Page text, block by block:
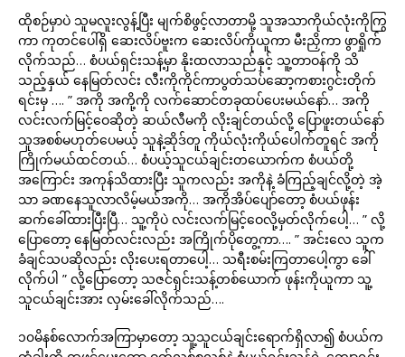
ထိုစဉ်မှာပဲ သူမလူးလွန့်ပြီး မျက်စိဖွင့်လာတာမို့ သူအသာကိုယ်လုံးကိုကြွ
ကာ ကုတင်ပေါ်ရှိ ဆေးလိပ်ဗူးက ဆေးလိပ်ကိုယူကာ မီးညှိကာ ဖွာရှိုက်
လိုက်သည်… စံပယ်ရှင်းသန့်မှာ နိုးထလာသည်နှင့် သူ့တာဝန်ကို သိ
သည့်နှယ် နေမြတ်လင်း လီးကိုကိုင်ကာပွတ်သပ်ဆော့ကစားဂွင်းတိုက်
ရင်းမှ …. ” အကို အကို့ကို လက်ဆောင်တခုထပ်ပေးမယ်နော်… အကို
လင်းလက်မြင့်ဝေဆိုတဲ့ ဆယ်လီမကို လိုးချင်တယ်လို့ ပြောဖူးတယ်နော်
သူအစစ်မဟုတ်ပေမယ့် သူနဲ့ဆိုဒ်တူ ကိုယ်လုံးကိုယ်ပေါက်တူရင် အကို
ကြိုက်မယ်ထင်တယ်… စံပယ့်သူငယ်ချင်းတယောက်က စံပယ်တို့
အကြောင်း အကုန်သိထားပြီး သူကလည်း အကိုနဲ့ ခံကြည့်ချင်လို့တဲ့ အဲ့
သာ ခဏနေသူလာလိမ့်မယ်အကို… အကိုအိပ်ပျော်တော့ စံပယ်ဖုန်း
ဆက်ခေါ်ထားပြီးပြီ… သူ့ကိုပဲ လင်းလက်မြင့်ဝေလို့မှတ်လိုက်ပေါ့… ” လို့
ပြောတော့ နေမြတ်လင်းလည်း အကြိုက်ပိုတွေ့ကာ…. ” အင်းလေ သူက
ခံချင်သပဆိုလည်း လိုးပေးရတာပေါ့… သရီးစမ်းကြတာပေါ့ကွာ ခေါ်
လိုက်ပါ ” လို့ပြောတော့ သဇင်ရှင်းသန့်တစ်ယောက် ဖုန်းကိုယူကာ သူ့
သူငယ်ချင်းအား လှမ်းခေါ်လိုက်သည်….
၁၀မိနစ်လောက်အကြာမှာတော့ သူ့သူငယ်ချင်းရောက်ရှိလာ၍ စံပယ်က